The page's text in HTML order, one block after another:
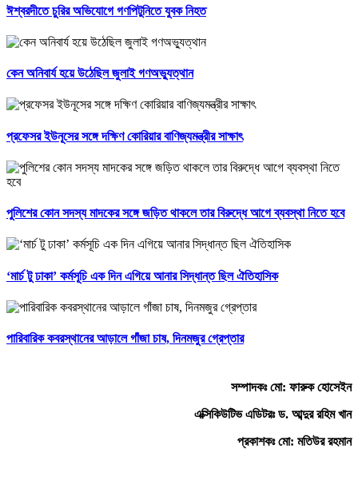
ঈশ্বরদীতে চুরির অভিযোগে গণপিটুনিতে যুবক নিহত
কেন অনিবার্য হয়ে উঠেছিল জুলাই গণঅভ্যুত্থান
প্রফেসর ইউনূসের সঙ্গে দক্ষিণ কোরিয়ার বাণিজ্যমন্ত্রীর সাক্ষাৎ
পুলিশের কোন সদস্য মাদকের সঙ্গে জড়িত থাকলে তার বিরুদ্ধে আগে ব্যবস্থা নিতে হবে
‘মার্চ টু ঢাকা’ কর্মসূচি এক দিন এগিয়ে আনার সিদ্ধান্ত ছিল ঐতিহাসিক
পারিবারিক কবরস্থানের আড়ালে গাঁজা চাষ, দিনমজুর গ্রেপ্তার
সম্পাদকঃ মো: ফারুক হোসেইন
এক্সিকিউটিভ এডিটরঃ ড. আব্দুর রহিম খান
প্রকাশকঃ মো: মতিউর রহমান